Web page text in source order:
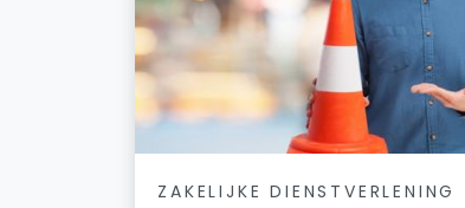
ZAKELIJKE DIENSTVERLENING